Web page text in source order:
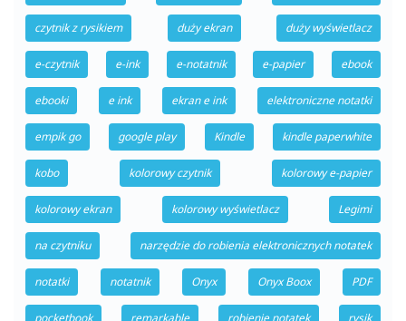
czytnik z rysikiem duży ekran duży wyświetlacz
e-czytnik e-ink e-notatnik e-papier ebook
ebooki e ink ekran e ink elektroniczne notatki
empik go google play Kindle kindle paperwhite
kobo kolorowy czytnik kolorowy e-papier
kolorowy ekran kolorowy wyświetlacz Legimi
na czytniku narzędzie do robienia elektronicznych notatek
notatki notatnik Onyx Onyx Boox PDF
pocketbook remarkable robienie notatek rysik